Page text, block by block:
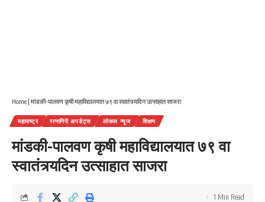
Home | मांडकी-पालवण कृषी महाविद्यालयात ७९ वा स्वातंत्र्यदिन उत्साहात साजरा
महाराष्ट्र रत्नागिरी अपडेट्स लोकल न्यूज शिक्षण
मांडकी-पालवण कृषी महाविद्यालयात ७९ वा
स्वातंत्र्यदिन उत्साहात साजरा
1 Min Read